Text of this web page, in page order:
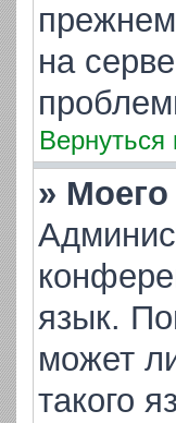
на
Вернуться
» Моего
язык.
может
такого